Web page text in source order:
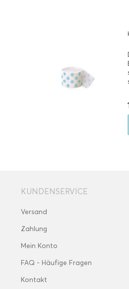
KUNDENSERVICE
Versand
Zahlung
Mein Konto
FAQ - Häufige Fragen
Kontakt